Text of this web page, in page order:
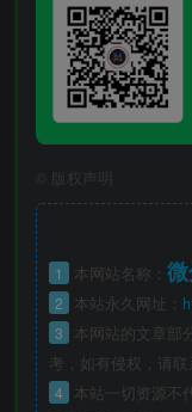
版权声明
1 本网站名称：
2 本站永久网址：
3
本网站的文章部
考，如有侵权，请
4
本站一切资源不